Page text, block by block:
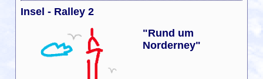
Insel - Ralley 2
"Rund um
Norderney"